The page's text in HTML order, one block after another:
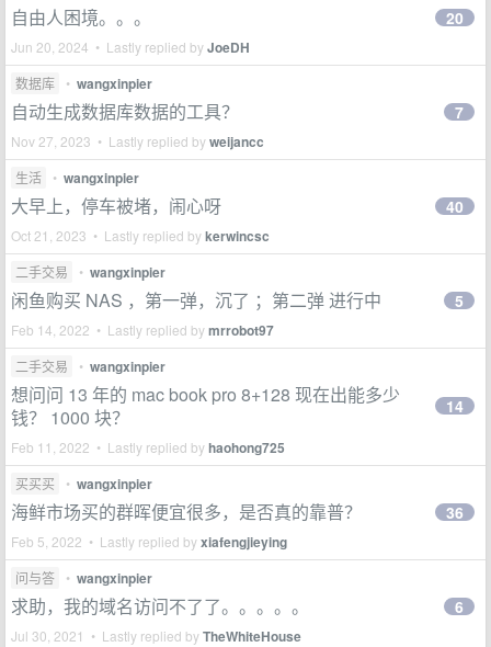
自由人困境。。。
Jun 20, 2024 • Lastly replied byJoeDH
20
数据库 • wangxinpier
自动生成数据库数据的工具？
Nov 27, 2023 • Lastly replied byweijancc
7
生活 • wangxinpier
大早上，停车被堵，闹心呀
Oct 21, 2023 • Lastly replied bykerwincsc
40
二手交易 • wangxinpier
闲鱼购买 NAS ，第一弹，沉了 ；第二弹 进行中
Feb 14, 2022 • Lastly replied bymrrobot97
5
二手交易 • wangxinpier
想问问 13 年的 mac book pro 8+128 现在出能多少
钱？ 1000 块？
Feb 11, 2022 • Lastly replied byhaohong725
14
买买买 • wangxinpier
海鲜市场买的群晖便宜很多，是否真的靠普？
Feb 5, 2022 • Lastly replied byxiafengjieying
36
问与答 • wangxinpier
求助，我的域名访问不了了。。。。。
Jul 30, 2021 • Lastly replied byTheWhiteHouse
6